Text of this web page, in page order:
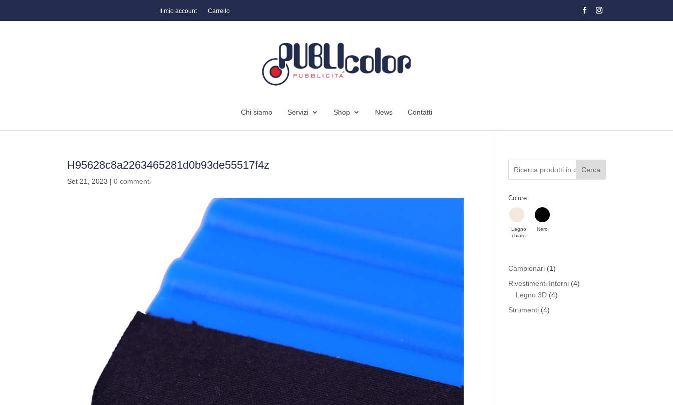
Il mio account Carrello
Chi siamo Servizi Shop News Contatti
H95628c8a2263465281d0b93de55517f4z
Set 21, 2023 |0 commenti
Cerca
Colore
Legno
chiaro
Nero
Campionari 11
prodotto
Rivestimenti Interni 44
Legno 3D 44
Strumenti 44